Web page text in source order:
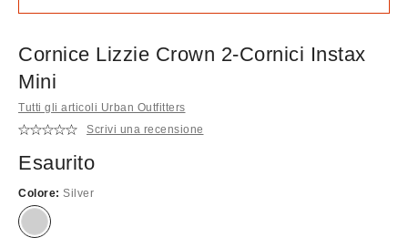
Cornice Lizzie Crown 2-Cornici Instax
Mini
Tutti gli articoli Urban Outfitters
Scrivi una recensione
Esaurito
Colore: Silver
Esaurito!